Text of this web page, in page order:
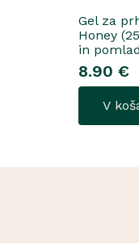
Gel za
Honey
in
svoje
v
ritual z
Ajwa
formula
8.90 €
V